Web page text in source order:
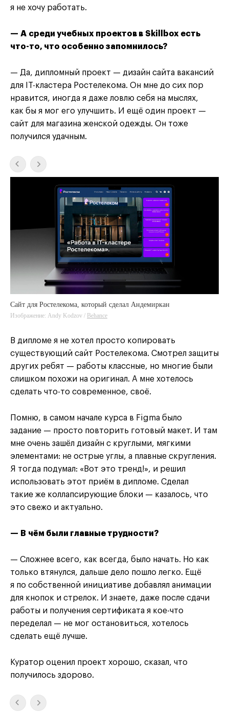
я не хочу работать.
— А среди учебных проектов в Skillbox есть
что-то, что особенно запомнилось?
— Да, дипломный проект — дизайн сайта вакансий
для IT-кластера Ростелекома. Он мне до сих пор
нравится, иногда я даже ловлю себя на мыслях,
как бы я мог его улучшить. И ещё один проект —
сайт для магазина женской одежды. Он тоже
получился удачным.
Сайт для Ростелекома, который сделал Андемиркан
Изображение: Andy Kodzov / Behance
Behance
В дипломе я не хотел просто копировать
существующий сайт Ростелекома. Смотрел защиты
других ребят — работы классные, но многие были
слишком похожи на оригинал. А мне хотелось
сделать что-то современное, своё.
Помню, в самом начале курса в Figma было
задание — просто повторить готовый макет. И там
мне очень зашёл дизайн с круглыми, мягкими
элементами: не острые углы, а плавные скругления.
Я тогда подумал: «Вот это тренд!», и решил
использовать этот приём в дипломе. Сделал
такие же коллапсирующие блоки — казалось, что
это свежо и актуально.
— В чём были главные трудности?
— Сложнее всего, как всегда, было начать. Но как
только втянулся, дальше дело пошло легко. Ещё
я по собственной инициативе добавлял анимации
для кнопок и стрелок. И знаете, даже после сдачи
работы и получения сертификата я кое-что
переделал — не мог остановиться, хотелось
сделать ещё лучше.
Куратор оценил проект хорошо, сказал, что
получилось здорово.